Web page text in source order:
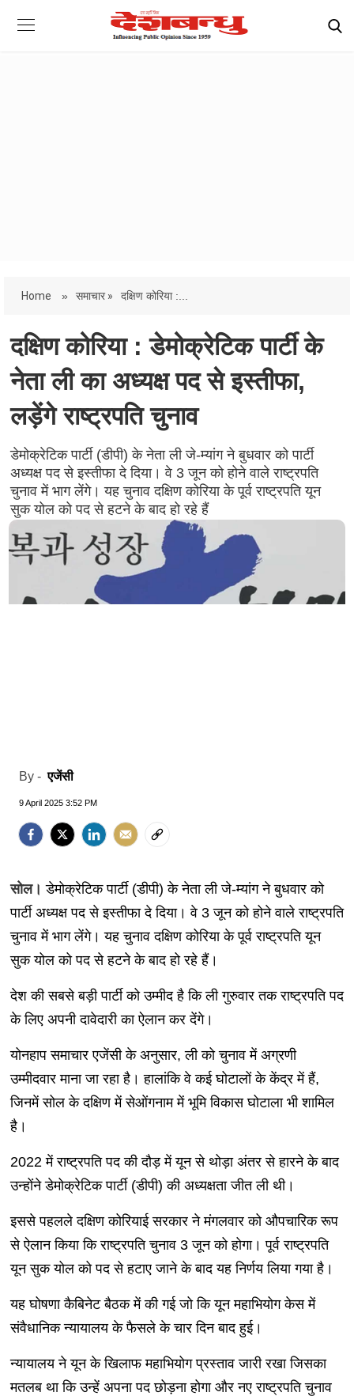
Home » समाचार » दक्षिण कोरिया :...
दक्षिण कोरिया : डेमोक्रेटिक पार्टी के
नेता ली का अध्यक्ष पद से इस्तीफा,
लड़ेंगे राष्ट्रपति चुनाव
डेमोक्रेटिक पार्टी (डीपी) के नेता ली जे-म्यांग ने बुधवार को पार्टी
अध्यक्ष पद से इस्तीफा दे दिया। वे 3 जून को होने वाले राष्ट्रपति
चुनाव में भाग लेंगे। यह चुनाव दक्षिण कोरिया के पूर्व राष्ट्रपति यून
सुक योल को पद से हटने के बाद हो रहे हैं
By -एजेंसी
9 April 2025 3:52 PM
सोल। डेमोक्रेटिक पार्टी (डीपी) के नेता ली जे-म्यांग ने बुधवार को
पार्टी अध्यक्ष पद से इस्तीफा दे दिया। वे 3 जून को होने वाले राष्ट्रपति
चुनाव में भाग लेंगे। यह चुनाव दक्षिण कोरिया के पूर्व राष्ट्रपति यून
सुक योल को पद से हटने के बाद हो रहे हैं।
देश की सबसे बड़ी पार्टी को उम्मीद है कि ली गुरुवार तक राष्ट्रपति पद
के लिए अपनी दावेदारी का ऐलान कर देंगे।
योनहाप समाचार एजेंसी के अनुसार, ली को चुनाव में अग्रणी
उम्मीदवार माना जा रहा है। हालांकि वे कई घोटालों के केंद्र में हैं,
जिनमें सोल के दक्षिण में सेओंगनाम में भूमि विकास घोटाला भी शामिल
है।
2022 में राष्ट्रपति पद की दौड़ में यून से थोड़ा अंतर से हारने के बाद
उन्होंने डेमोक्रेटिक पार्टी (डीपी) की अध्यक्षता जीत ली थी।
इससे पहलले दक्षिण कोरियाई सरकार ने मंगलवार को औपचारिक रूप
से ऐलान किया कि राष्ट्रपति चुनाव 3 जून को होगा। पूर्व राष्ट्रपति
यून सुक योल को पद से हटाए जाने के बाद यह निर्णय लिया गया है।
यह घोषणा कैबिनेट बैठक में की गई जो कि यून महाभियोग केस में
संवैधानिक न्यायालय के फैसले के चार दिन बाद हुई।
न्यायालय ने यून के खिलाफ महाभियोग प्रस्ताव जारी रखा जिसका
मतलब था कि उन्हें अपना पद छोड़ना होगा और नए राष्ट्रपति चुनाव